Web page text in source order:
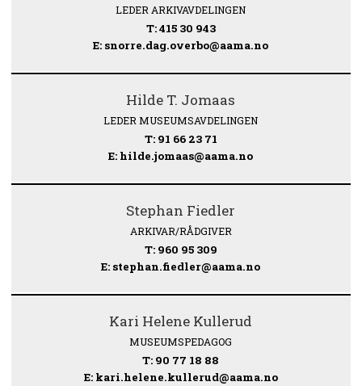
LEDER ARKIVAVDELINGEN
T: 415 30 943
E: snorre.dag.overbo@aama.no
Hilde T. Jomaas
LEDER MUSEUMSAVDELINGEN
T: 91 66 23 71
E: hilde.jomaas@aama.no
Stephan Fiedler
ARKIVAR/RÅDGIVER
T: 960 95 309
E: stephan.fiedler@aama.no
Kari Helene Kullerud
MUSEUMSPEDAGOG
T: 90 77 18 88
E: kari.helene.kullerud@aama.no